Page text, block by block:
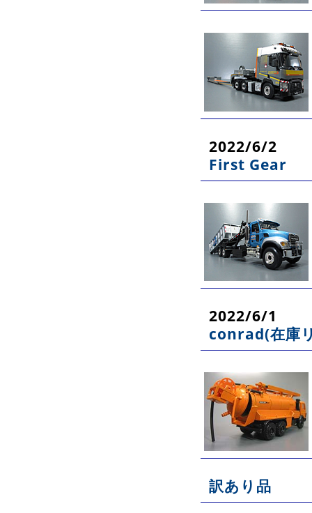
2022/6/2
First Gear
2022/6/1
conrad(在庫
訳あり品